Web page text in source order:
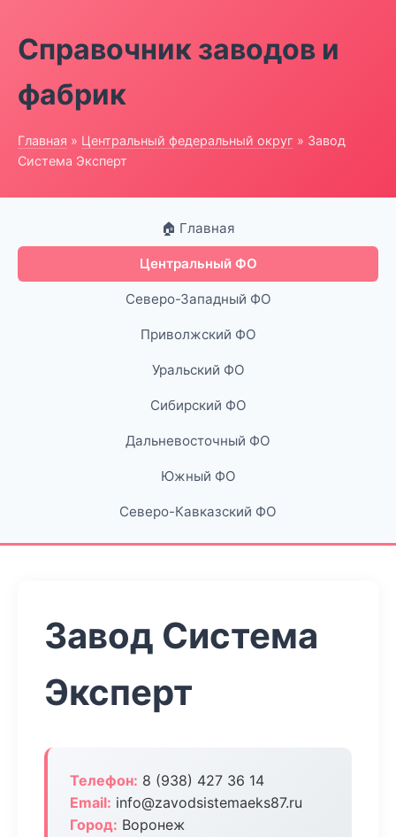
Справочник заводов и
фабрик
Главная » Центральный федеральный округ » Завод
Система Эксперт
🏠 Главная
Центральный ФО
Северо-Западный ФО
Приволжский ФО
Уральский ФО
Сибирский ФО
Дальневосточный ФО
Южный ФО
Северо-Кавказский ФО
Завод Система
Эксперт
Телефон: 8 (938) 427 36 14
Email: info@zavodsistemaeks87.ru
Город: Воронеж